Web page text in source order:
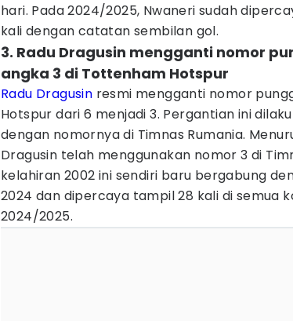
hari. Pada 2024/2025, Nwaneri sudah
kali dengan catatan sembilan gol.
3. Radu Dragusin mengganti nomor
angka 3 di Tottenham Hotspur
Radu Dragusin resmi mengganti nomor
Hotspur dari 6 menjadi 3. Pergantian ini
dengan nomornya di Timnas Rumania.
Dragusin telah menggunakan nomor 3 di
kelahiran 2002 ini sendiri baru bergabung
2024 dan dipercaya tampil 28 kali di semua
2024/2025.